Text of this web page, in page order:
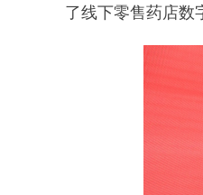
了线下零售药店数